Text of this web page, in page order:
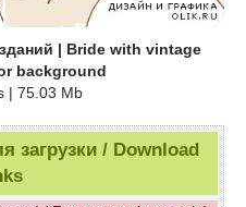
| Bride with vintage
background
| 75.03 Mb
/ Download